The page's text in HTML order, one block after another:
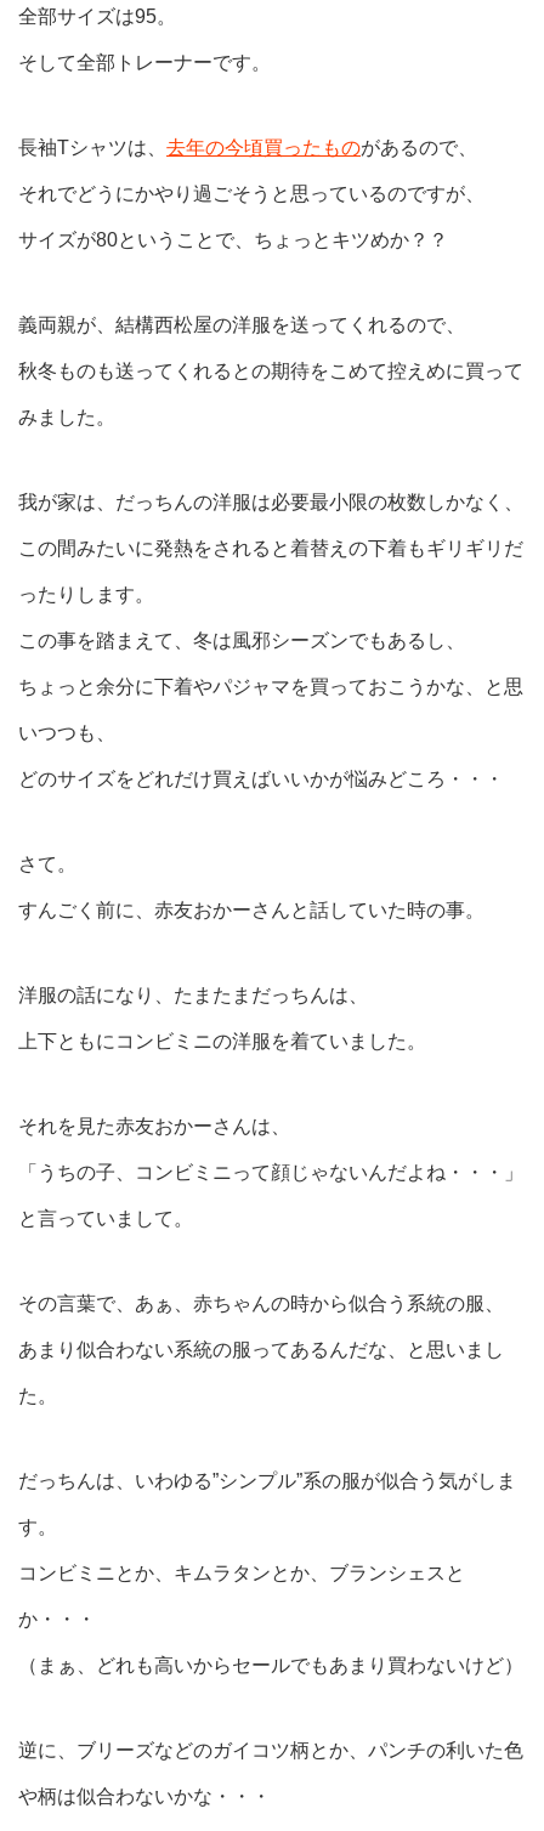
全部サイズは95。
そして全部トレーナーです。
長袖Tシャツは、 去年の今頃買ったものがあるので、
それでどうにかやり過ごそうと思っているのですが、
サイズが80ということで、ちょっとキツめか？？
義両親が、結構西松屋の洋服を送ってくれるので、
秋冬ものも送ってくれるとの期待をこめて控えめに買って
みました。
我が家は、だっちんの洋服は必要最小限の枚数しかなく、
この間みたいに発熱をされると着替えの下着もギリギリだ
ったりします。
この事を踏まえて、冬は風邪シーズンでもあるし、
ちょっと余分に下着やパジャマを買っておこうかな、と思
いつつも、
どのサイズをどれだけ買えばいいかが悩みどころ・・・
さて。
すんごく前に、赤友おかーさんと話していた時の事。
洋服の話になり、たまたまだっちんは、
上下ともにコンビミニの洋服を着ていました。
それを見た赤友おかーさんは、
「うちの子、コンビミニって顔じゃないんだよね・・・」
と言っていまして。
その言葉で、あぁ、赤ちゃんの時から似合う系統の服、
あまり似合わない系統の服ってあるんだな、と思いまし
た。
だっちんは、いわゆる”シンプル”系の服が似合う気がしま
す。
コンビミニとか、キムラタンとか、ブランシェスと
か・・・
（まぁ、どれも高いからセールでもあまり買わないけど）
逆に、ブリーズなどのガイコツ柄とか、パンチの利いた色
や柄は似合わないかな・・・